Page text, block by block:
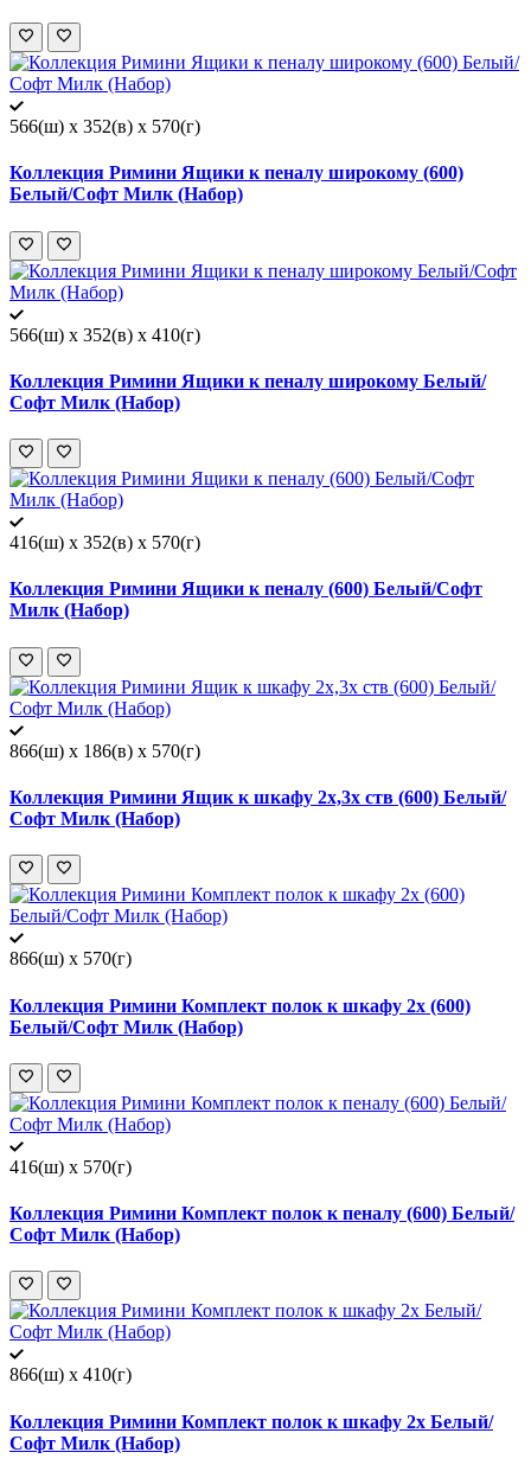
566(ш) x 352(в) x 570(г)
Коллекция Римини Ящики к пеналу широкому (600)
Белый/Софт Милк (Набор)
566(ш) x 352(в) x 410(г)
Коллекция Римини Ящики к пеналу широкому Белый/
Софт Милк (Набор)
416(ш) x 352(в) x 570(г)
Коллекция Римини Ящики к пеналу (600) Белый/Софт
Милк (Набор)
866(ш) x 186(в) x 570(г)
Коллекция Римини Ящик к шкафу 2х,3х ств (600) Белый/
Софт Милк (Набор)
866(ш) x 570(г)
Коллекция Римини Комплект полок к шкафу 2х (600)
Белый/Софт Милк (Набор)
416(ш) x 570(г)
Коллекция Римини Комплект полок к пеналу (600) Белый/
Софт Милк (Набор)
866(ш) x 410(г)
Коллекция Римини Комплект полок к шкафу 2х Белый/
Софт Милк (Набор)